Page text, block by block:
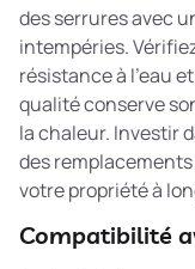
des serrures avec
intempéries.
résistance à l’eau
qualité conserve
la chaleur. Investir
des
votre propriété à
Compatibilité